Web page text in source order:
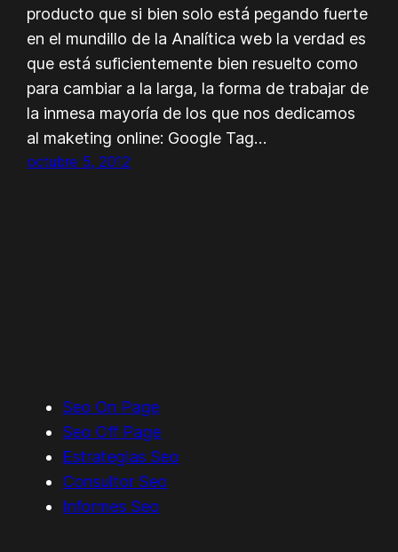
producto que si bien solo está pegando fuerte
en el mundillo de la Analítica web la verdad es
que está suficientemente bien resuelto como
para cambiar a la larga, la forma de trabajar de
la inmesa mayoría de los que nos dedicamos
al maketing online: Google Tag…
octubre 5, 2012
Seo On Page
Seo Off Page
Estrategias Seo
Consultor Seo
Informes Seo